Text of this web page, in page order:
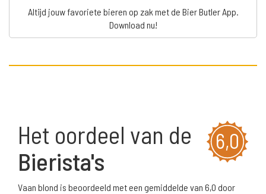
Altijd jouw favoriete bieren op zak met de Bier Butler App.
Download nu!
6,0
Het oordeel van de
Bierista's
Vaan blond is beoordeeld met een gemiddelde van 6,0 door